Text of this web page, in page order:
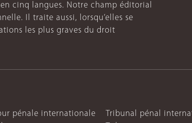
cinq langues. Notre champ éditorial
Il traite aussi, lorsqu’elles se
les plus graves du droit
pénale internationale
Tribunal pénal